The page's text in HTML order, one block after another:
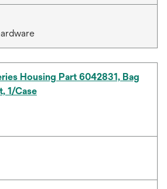
Housing Part 6042831, Bag
1/Case